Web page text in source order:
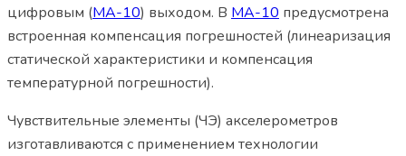
цифровым (МА-10) выходом. В МА-10 предусмотрена
встроенная компенсация погрешностей (линеаризация
статической характеристики и компенсация
температурной погрешности).
Чувствительные элементы (ЧЭ) акселерометров
изготавливаются с применением технологии